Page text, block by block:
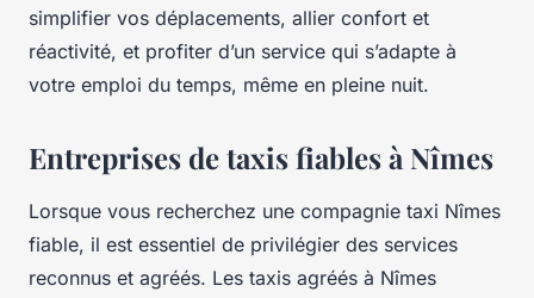
simplifier vos déplacements, allier confort et
réactivité, et profiter d’un service qui s’adapte à
votre emploi du temps, même en pleine nuit.
Entreprises de taxis fiables à Nîmes
Lorsque vous recherchez une compagnie taxi Nîmes
fiable, il est essentiel de privilégier des services
reconnus et agréés. Les taxis agréés à Nîmes